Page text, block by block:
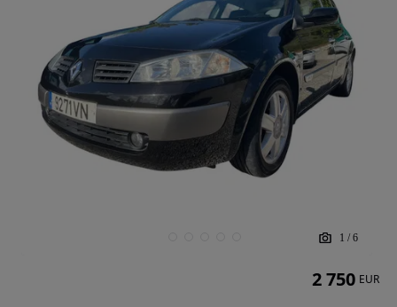
1 / 6
2 750 EUR